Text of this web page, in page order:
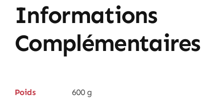
Informations
Complémentaires
Poids 600 g